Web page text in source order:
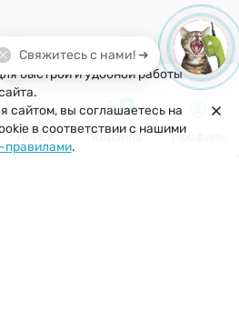
35
быстрой и удобной работы
сайтом, вы соглашаетесь на
в соответствии с нашими
правилами.
Поиск
0
Корзина Профиль
Свяжитесь с нами! ➜